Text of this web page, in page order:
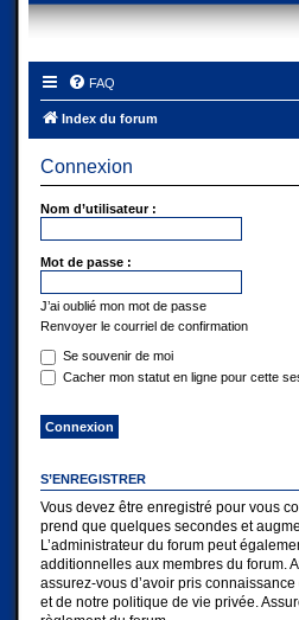
FAQ
Index du forum
Connexion
Nom d’utilisateur :
Mot de passe :
J’ai oublié mon mot de passe
Renvoyer le courriel de confirmation
Se souvenir de moi
Cacher mon statut en ligne pour cette
S’ENREGISTRER
Vous devez être enregistré pour vous
prend que quelques secondes et
L’administrateur du forum peut
additionnelles aux membres du forum.
assurez-vous d’avoir pris
et de notre politique de vie privée.